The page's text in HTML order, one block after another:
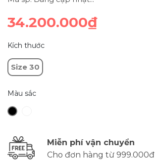
34.200.000₫
Kích thước
Size 30
Màu sắc
Miễn phí vận chuyển
Cho đơn hàng từ 999.000đ